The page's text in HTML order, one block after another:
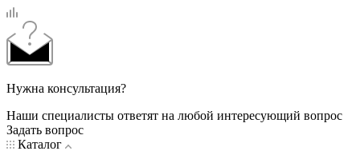
Нужна консультация?
Наши специалисты ответят на любой интересующий вопрос
Задать вопрос
Каталог